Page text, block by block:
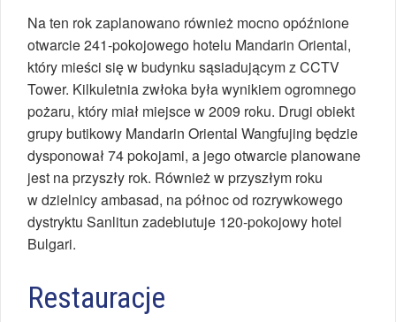
Na ten rok zaplanowano również mocno opóźnione
otwarcie 241-pokojowego hotelu Mandarin Oriental,
który mieści się w budynku sąsiadującym z CCTV
Tower. Kilkuletnia zwłoka była wynikiem ogromnego
pożaru, który miał miejsce w 2009 roku. Drugi obiekt
grupy butikowy Mandarin Oriental Wangfujing będzie
dysponował 74 pokojami, a jego otwarcie planowane
jest na przyszły rok. Również w przyszłym roku
w dzielnicy ambasad, na północ od rozrywkowego
dystryktu Sanlitun zadebiutuje 120-pokojowy hotel
Bulgari.
Restauracje